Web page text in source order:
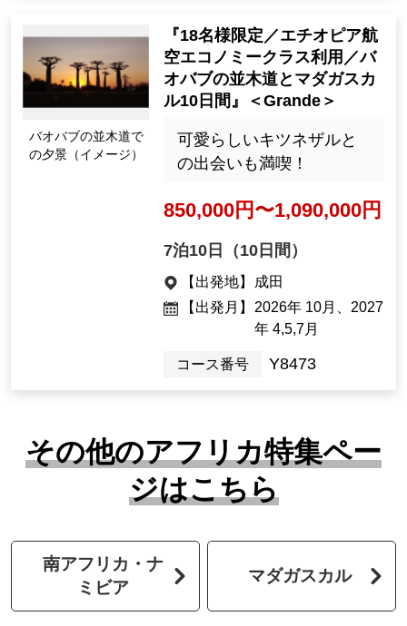
バオバブの並木道で
の夕景（イメージ）
『18名様限定／エチオピア航
空エコノミークラス利用／バ
オバブの並木道とマダガスカ
ル10日間』＜Grande＞
可愛らしいキツネザルと
の出会いも満喫！
850,000円〜1,090,000円
7泊10日（10日間）
【出発地】
成田
【出発月】 2026年 10月、2027
年 4,5,7月
コース番号 Y8473
その他のアフリカ特集ペー
ジはこちら
南アフリカ・ナ
ミビア
マダガスカル